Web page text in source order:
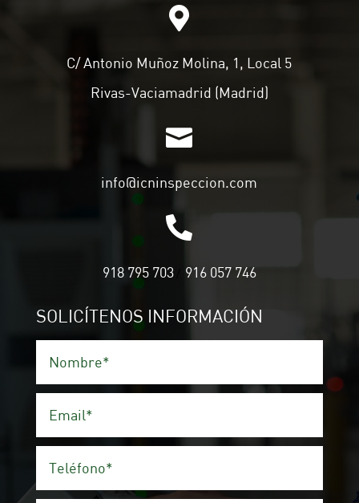

C/ Antonio Muñoz Molina, 1, Local 5
Rivas-Vaciamadrid (Madrid)

info@icninspeccion.com

918 795 703/ 916 057 746
SOLICÍTENOS INFORMACIÓN